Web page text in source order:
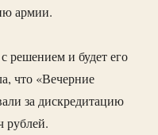
армии.
решением и будет его
что «Вечерние
за дискредитацию
рублей.